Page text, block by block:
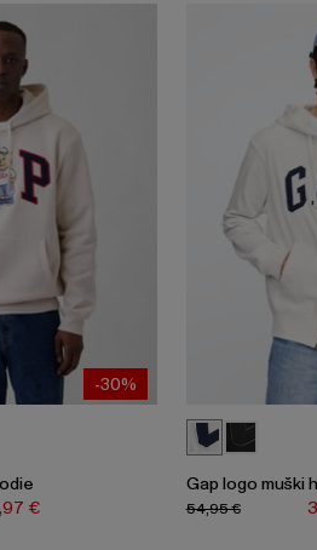
-30%
€
Gap logo muški
54,95 €